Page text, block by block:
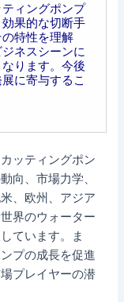
ィングポンプ
果的な切断手
特性を理解
ネスシーンに
ります。今後
に寄与するこ
ッティングポン
向、市場力学、
、欧州、アジア
界のウォーター
ています。ま
プの成長を促進
プレイヤーの潜